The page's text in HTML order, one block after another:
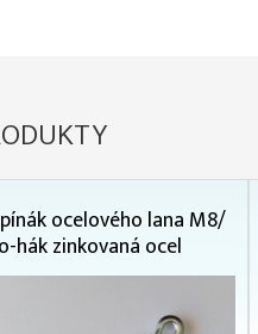
ocelového lana M8/
hák zinkovaná ocel